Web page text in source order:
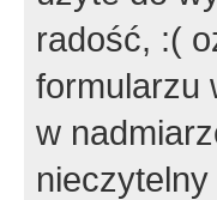
radość, :(
formularzu
w